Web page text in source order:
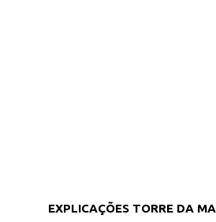
EXPLICAÇÕES TORRE DA